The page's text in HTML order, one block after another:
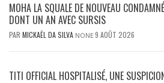
MOHA LA SQUALE DE NOUVEAU
DONT UN AN AVEC SURSIS
PAR MICKAËL DA SILVA NONE9 AOÛT 2026
TITI OFFICIAL HOSPITALISÉ, UNE